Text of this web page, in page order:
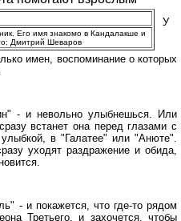
Его имя знакомо в Кандалакше и
Дмитрий Шеваров
У
имен, воспоминание о которых
- и невольно улыбнешься. Или
встанет она перед глазами с
в "Галатее" или "Анюте".
уходят раздражение и обида,
- и покажется, что где-то рядом
Третьего, и захочется, чтобы